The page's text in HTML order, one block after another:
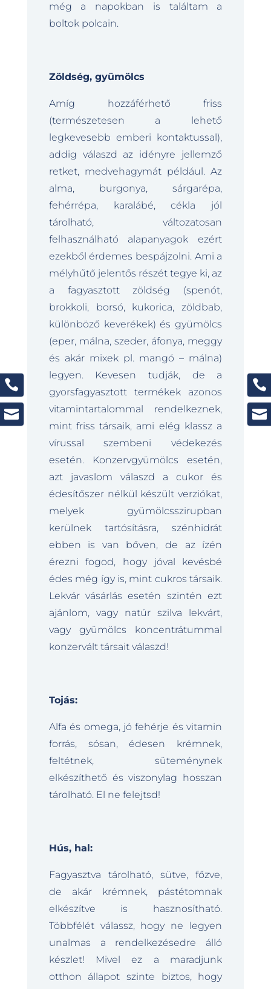




még a napokban is találtam a
boltok polcain.
Zöldség, gyümölcs
Amíg hozzáférhető friss
(természetesen a lehető
legkevesebb emberi kontaktussal),
addig válaszd az idényre jellemző
retket, medvehagymát például. Az
alma, burgonya, sárgarépa,
fehérrépa, karalábé, cékla jól
tárolható, változatosan
felhasználható alapanyagok ezért
ezekből érdemes bespájzolni. Ami a
mélyhűtő jelentős részét tegye ki, az
a fagyasztott zöldség (spenót,
brokkoli, borsó, kukorica, zöldbab,
különböző keverékek) és gyümölcs
(eper, málna, szeder, áfonya, meggy
és akár mixek pl. mangó – málna)
legyen. Kevesen tudják, de a
gyorsfagyasztott termékek azonos
vitamintartalommal rendelkeznek,
mint friss társaik, ami elég klassz a
vírussal szembeni védekezés
esetén. Konzervgyümölcs esetén,
azt javaslom válaszd a cukor és
édesítőszer nélkül készült verziókat,
melyek gyümölcsszirupban
kerülnek tartósításra, szénhidrát
ebben is van bőven, de az ízén
érezni fogod, hogy jóval kevésbé
édes még így is, mint cukros társaik.
Lekvár vásárlás esetén szintén ezt
ajánlom, vagy natúr szilva lekvárt,
vagy gyümölcs koncentrátummal
konzervált társait válaszd!
Tojás:
Alfa és omega, jó fehérje és vitamin
forrás, sósan, édesen krémnek,
feltétnek, süteménynek
elkészíthető és viszonylag hosszan
tárolható. El ne felejtsd!
Hús, hal:
Fagyasztva tárolható, sütve, főzve,
de akár krémnek, pástétomnak
elkészítve is hasznosítható.
Többfélét válassz, hogy ne legyen
unalmas a rendelkezésedre álló
készlet! Mivel ez a maradjunk
otthon állapot szinte biztos, hogy